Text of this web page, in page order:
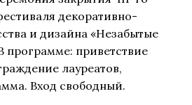
декоративно-
и дизайна «Незабытые
программе: приветствие
лауреатов,
Вход свободный.